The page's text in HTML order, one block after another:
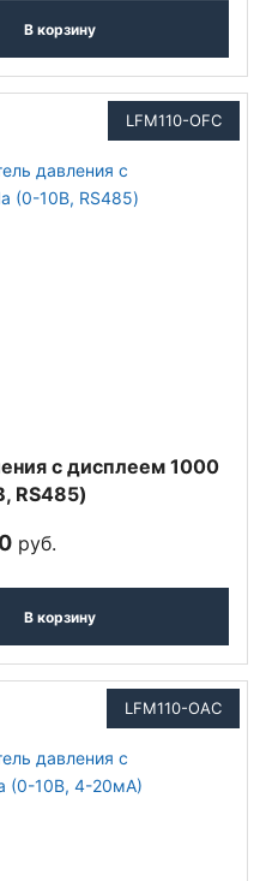
В корзину
LFM110-OFC
с дисплеем 1000
RS485)
руб.
В корзину
LFM110-OAC